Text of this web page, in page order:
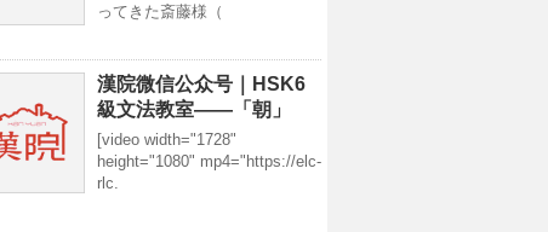
ってきた斎藤様（
漢院微信公众号｜HSK6
級文法教室——「朝」
[video width="1728"
height="1080" mp4="https://elc-
rlc.